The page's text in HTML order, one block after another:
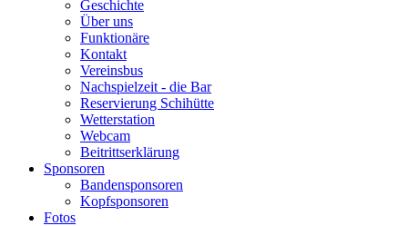
Geschichte
Über uns
Funktionäre
Kontakt
Vereinsbus
Nachspielzeit - die Bar
Reservierung Schihütte
Wetterstation
Webcam
Beitrittserklärung
Sponsoren
Bandensponsoren
Kopfsponsoren
Fotos